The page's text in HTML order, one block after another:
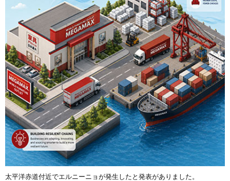
太平洋赤道付近でエルニーニョが発生したと発表がありました。